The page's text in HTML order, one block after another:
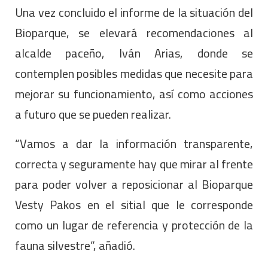
Una vez concluido el informe de la situación del
Bioparque, se elevará recomendaciones al
alcalde paceño, Iván Arias, donde se
contemplen posibles medidas que necesite para
mejorar su funcionamiento, así como acciones
a futuro que se pueden realizar.
“Vamos a dar la información transparente,
correcta y seguramente hay que mirar al frente
para poder volver a reposicionar al Bioparque
Vesty Pakos en el sitial que le corresponde
como un lugar de referencia y protección de la
fauna silvestre”, añadió.